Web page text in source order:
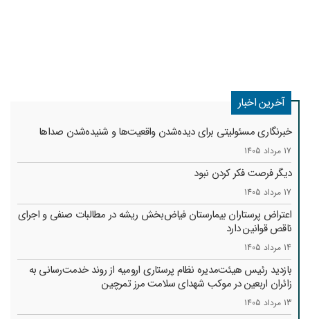
آخرین اخبار
خبرنگاری مسئولیتی برای دیده‌شدن واقعیت‌ها و شنیده‌شدن صداها
17 مرداد 1405
دیگر فرصت فکر کردن نبود
17 مرداد 1405
اعتراض پرستاران بیمارستان فیاض‌بخش ریشه در مطالبات صنفی و اجرای
ناقص قوانین دارد
14 مرداد 1405
بازدید رئیس هیئت‌مدیره نظام پرستاری ارومیه از روند خدمت‌رسانی به
زائران اربعین در موکب شهدای سلامت مرز تمرچین
13 مرداد 1405